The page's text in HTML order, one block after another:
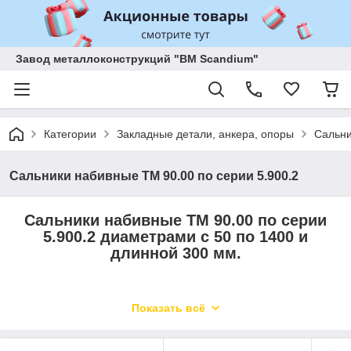
Завод металлоконструкций "BM Scandium"
Категории Закладные детали, анкера, опоры
Сальники набивные ТМ 90.00 по серии 5.900.2
Сальники набивные ТМ 90.00 по серии
5.900.2 диаметрами с 50 по 1400 и
длинной 300 мм.
Сальники набивные ТМ 90.00 по серии 5.900.2
Показать всё